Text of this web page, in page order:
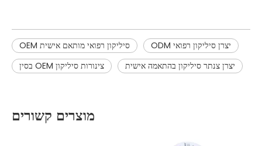
OEM סיליקון רפואי מותאם אישית
יצרן סיליקון רפואי ODM
צינורות סיליקון OEM בסין
יצרן צנתר סיליקון בהתאמה אישית
מוצרים קשורים